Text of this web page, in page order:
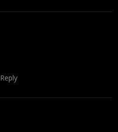
Reply